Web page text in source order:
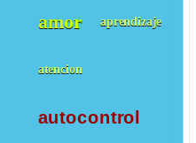
amor aprendizaje
atencion
autocontrol